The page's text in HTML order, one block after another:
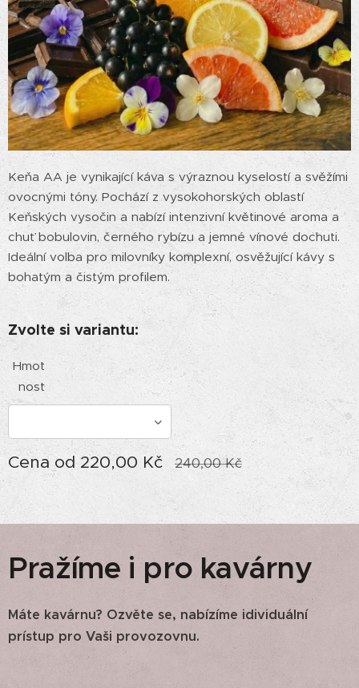
Keňa AA je vynikající káva s výraznou kyselostí a svěžími
ovocnými tóny. Pochází z vysokohorských oblastí
Keňských vysočin a nabízí intenzivní květinové aroma a
chuť bobulovin, černého rybízu a jemné vínové dochuti.
Ideální volba pro milovníky komplexní, osvěžující kávy s
bohatým a čistým profilem.
Zvolte si variantu:
Hmot
nost
Cena od220,00 Kč 240,00Kč
Pražíme i pro kavárny
Máte kavárnu? Ozvěte se, nabízíme idividuální
prístup pro Vaši provozovnu.